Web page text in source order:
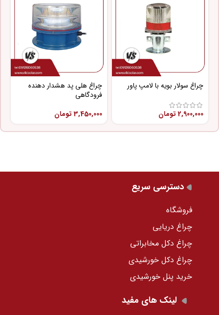
چراغ سولار بویه با لامپ پاور
2,900,000 تومان
چراغ هلی پد هشدار دهنده
فرودگاهی
3,450,000 تومان
دسترسی سریع
فروشگاه
چراغ دریایی
چراغ دکل مخابراتی
چراغ دکل خورشیدی
خرید پنل خورشیدی
لینک های مفید